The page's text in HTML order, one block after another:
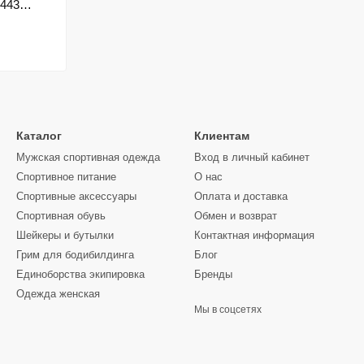
Когда тренировки плотные по объёму/
Что выбрать, если я впервые беру Labrada?
Стартовый набор — сыворотка (на каждый день) +
набора — добавь Muscle Mass Gainer.
Как выбрать вкус и объём?
Чтобы не «наедаться» одним вкусом, возьми 2–3
большие банки.
Каталог
Мужская спортивная одежда
Спортивное питание
Спортивные аксессуары
Спортивная обувь
Шейкеры и бутылки
Грим для бодибилдинга
Единоборства экипировка
Одежда женская
Клиентам
Вход в личный кабинет
О нас
Оплата и доставка
Обмен и возврат
Контактная информация
Блог
Бренды
Мы в соцсетях